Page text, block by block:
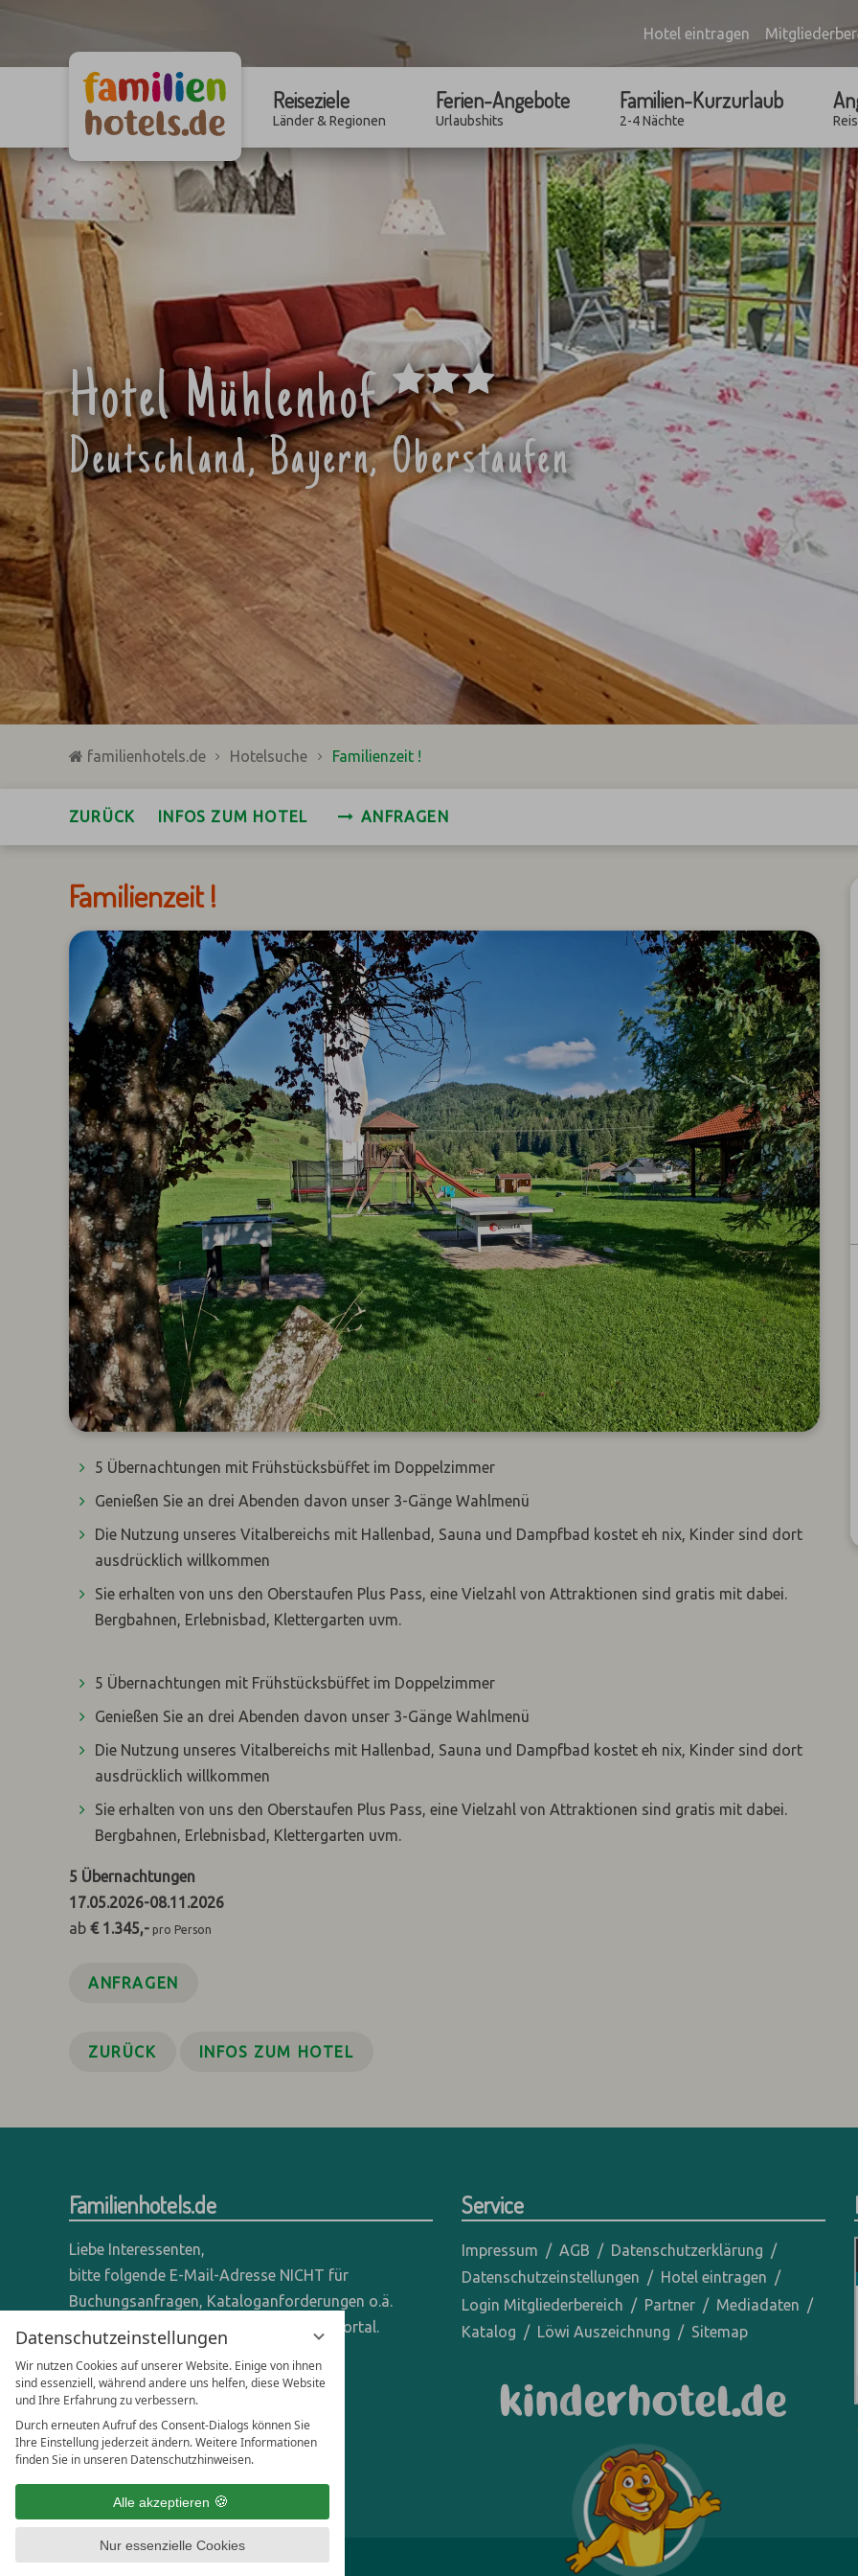
Datenschutzeinstellungen
Wir nutzen Cookies auf unserer Website. Einige von ihnen
sind essenziell, während andere uns helfen, diese Website
und Ihre Erfahrung zu verbessern.
Durch erneuten Aufruf des Consent-Dialogs können Sie
Ihre Einstellung jederzeit ändern. Weitere Informationen
finden Sie in unseren Datenschutzhinweisen.
Alle akzeptieren
Nur essenzielle Cookies
Hotel eintragen
Reiseziele
Länder & Regionen
Ferien-Angebote
Urlaubshits
Familien-Kurzurlaub
2-4 Nächte
Hotel Mühlenhof ***
Deutschland, Bayern, Oberstaufen
familienhotels.de Hotelsuche Familienzeit !
ZURÜCK INFOS ZUM HOTEL ANFRAGEN
Familienzeit !
5 Übernachtungen mit Frühstücksbüffet im Doppelzimmer
Genießen Sie an drei Abenden davon unser 3-Gänge Wahlmenü
Die Nutzung unseres Vitalbereichs mit Hallenbad, Sauna und Dampfbad kostet eh nix, Kinder sind dort
ausdrücklich willkommen
Sie erhalten von uns den Oberstaufen Plus Pass, eine Vielzahl von Attraktionen sind gratis mit dabei.
Bergbahnen, Erlebnisbad, Klettergarten uvm.
5 Übernachtungen mit Frühstücksbüffet im Doppelzimmer
Genießen Sie an drei Abenden davon unser 3-Gänge Wahlmenü
Die Nutzung unseres Vitalbereichs mit Hallenbad, Sauna und Dampfbad kostet eh nix, Kinder sind dort
ausdrücklich willkommen
Sie erhalten von uns den Oberstaufen Plus Pass, eine Vielzahl von Attraktionen sind gratis mit dabei.
Bergbahnen, Erlebnisbad, Klettergarten uvm.
5 Übernachtungen
17.05.2026-08.11.2026
ab € 1.345,- pro Person
ANFRAGEN
ZURÜCK INFOS ZUM HOTEL
Familienhotels.de
Liebe Interessenten,
bitte folgende E-Mail-Adresse NICHT für
Buchungsanfragen, Kataloganforderungen o.ä.
verwenden - wir sind ein reines Online-Portal.
Anfragen dieser Art bitte direkt an die
entsprechenden Hotels senden.
Anfragen für Hoteliers & Agenturen:
office@familienhotels.de
Service
Impressum AGB
Datenschutzerklärung
Datenschutzeinstellungen
Hotel eintragen
Login Mitgliederbereich
Partner
Mediadaten
Katalog
Löwi Auszeichnung Sitemap